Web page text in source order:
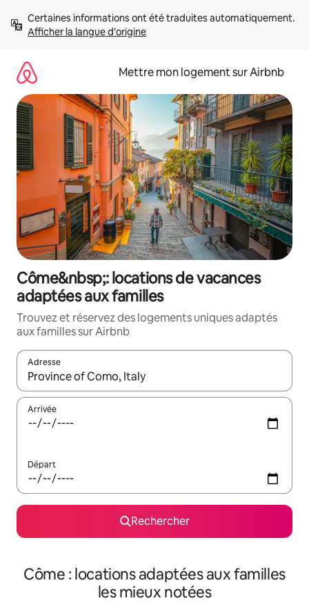
directement
Afficher la langue d'origine
Mettre mon logement sur Airbnb
Côme&nbsp;: locations de vacances
adaptées aux familles
Trouvez et réservez des logements uniques adaptés
aux familles sur Airbnb
Adresse
Lorsque les résultats s'affichent, utilisez les flèches vers le
Arrivée
Départ
Rechercher
Côme : locations adaptées aux familles
les mieux notées